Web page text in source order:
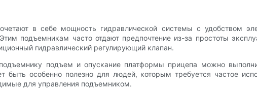
в себе мощность гидравлической системы с удобством
подъемникам часто отдают предпочтение из-за простоты
гидравлический регулирующий клапан.
подъемнику подъем и опускание платформы прицепа можно
особенно полезно для людей, которым требуется частое
для управления подъемником.